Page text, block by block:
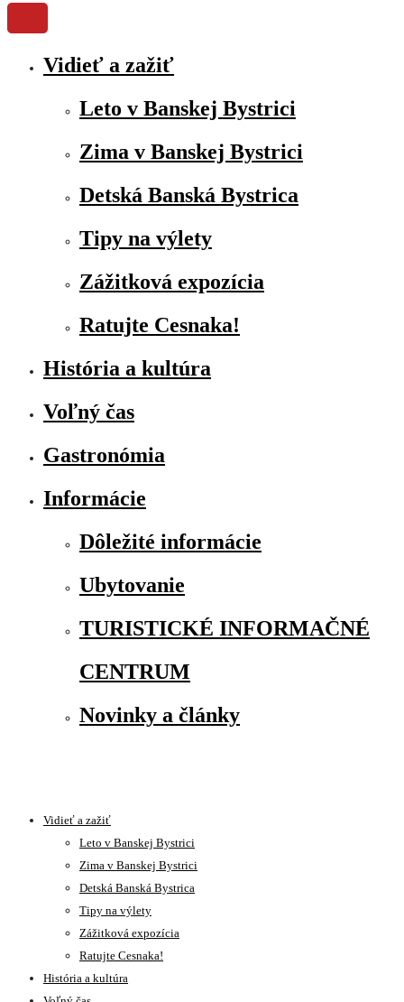
Vidieť a zažiť
Leto v Banskej Bystrici
Zima v Banskej Bystrici
Detská Banská Bystrica
Tipy na výlety
Zážitková expozícia
Ratujte Cesnaka!
História a kultúra
Voľný čas
Gastronómia
Informácie
Dôležité informácie
Ubytovanie
TURISTICKÉ INFORMAČNÉ
CENTRUM
Novinky a články
Vidieť a zažiť
Leto v Banskej Bystrici
Zima v Banskej Bystrici
Detská Banská Bystrica
Tipy na výlety
Zážitková expozícia
Ratujte Cesnaka!
História a kultúra